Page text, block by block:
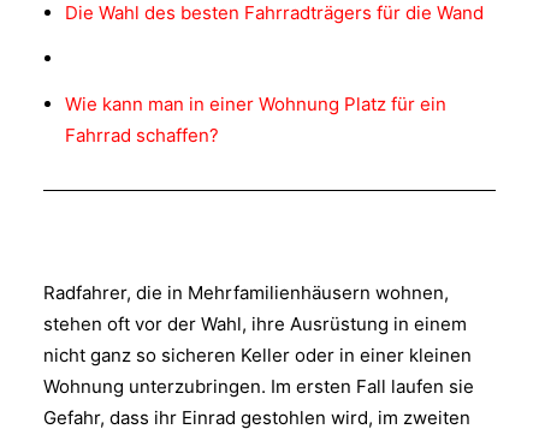
Die Wahl des besten Fahrradträgers für die Wand
Wie kann man in einer Wohnung Platz für ein
Fahrrad schaffen?
Radfahrer, die in Mehrfamilienhäusern wohnen,
stehen oft vor der Wahl, ihre Ausrüstung in einem
nicht ganz so sicheren Keller oder in einer kleinen
Wohnung unterzubringen. Im ersten Fall laufen sie
Gefahr, dass ihr Einrad gestohlen wird, im zweiten